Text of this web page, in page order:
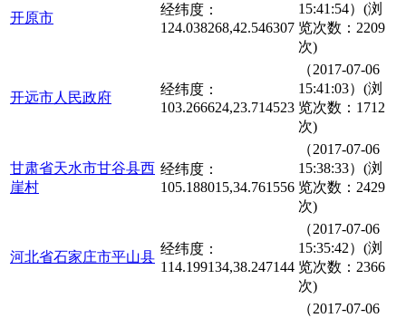
开原市
经纬度：
124.038268,42.546307
15:41:54）(浏
览次数：2209
次)
开远市人民政府
经纬度：
103.266624,23.714523
（2017-07-06
15:41:03）(浏
览次数：1712
次)
甘肃省天水市甘谷县西
崖村
经纬度：
105.188015,34.761556
（2017-07-06
15:38:33）(浏
览次数：2429
次)
河北省石家庄市平山县
经纬度：
114.199134,38.247144
（2017-07-06
15:35:42）(浏
览次数：2366
次)
（2017-07-06